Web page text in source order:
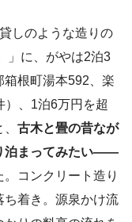
しのような造りの
」に、がやは2泊3
箱根町湯本592、楽
）、1泊6万円を超
古木と畳の昔なが
泊まってみたい――
。コンクリート造り
ち着き。源泉かけ流